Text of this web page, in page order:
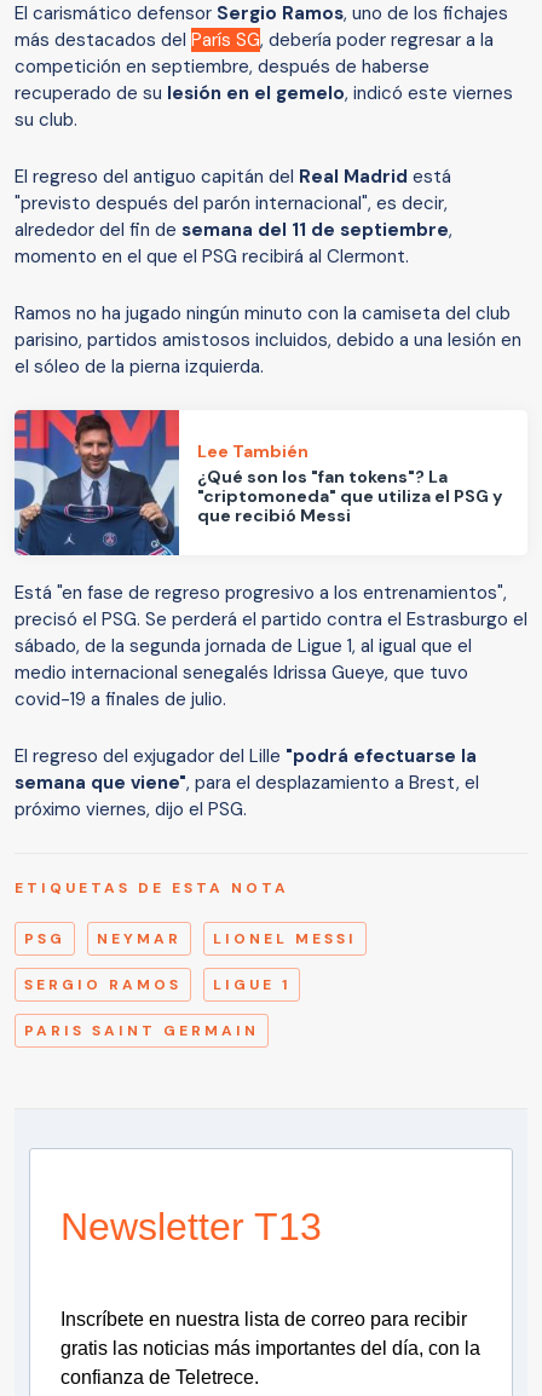
El carismático defensor Sergio Ramos, uno de los fichajes
más destacados del París SG, debería poder regresar a la
competición en septiembre, después de haberse
recuperado de su lesión en el gemelo, indicó este viernes
su club.
El regreso del antiguo capitán del Real Madrid está
"previsto después del parón internacional", es decir,
alrededor del fin de semana del 11 de septiembre,
momento en el que el PSG recibirá al Clermont.
Ramos no ha jugado ningún minuto con la camiseta del club
parisino, partidos amistosos incluidos, debido a una lesión en
el sóleo de la pierna izquierda.
Lee También
¿Qué son los "fan tokens"? La
"criptomoneda" que utiliza el PSG y
que recibió Messi
Está "en fase de regreso progresivo a los entrenamientos",
precisó el PSG. Se perderá el partido contra el Estrasburgo el
sábado, de la segunda jornada de Ligue 1, al igual que el
medio internacional senegalés Idrissa Gueye, que tuvo
covid-19 a finales de julio.
El regreso del exjugador del Lille "podrá efectuarse la
semana que viene", para el desplazamiento a Brest, el
próximo viernes, dijo el PSG.
ETIQUETAS DE ESTA NOTA
PSG NEYMAR LIONEL MESSI
SERGIO RAMOS LIGUE 1
PARIS SAINT GERMAIN
Newsletter T13
Inscríbete en nuestra lista de correo para recibir
gratis las noticias más importantes del día, con la
confianza de Teletrece.